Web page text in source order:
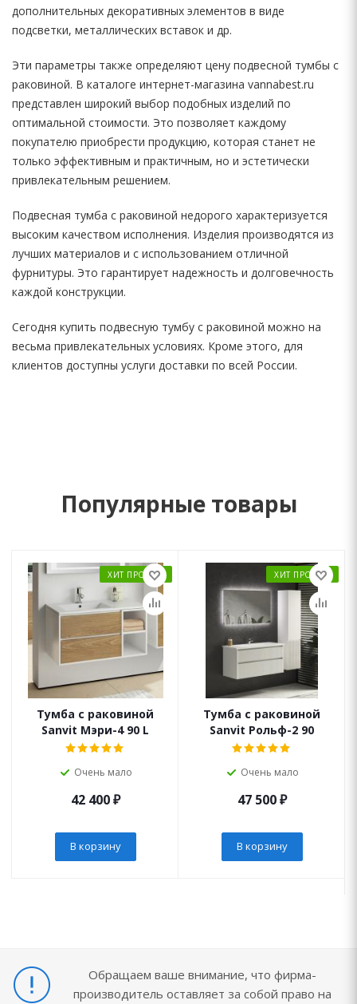
дополнительных декоративных элементов в виде
подсветки, металлических вставок и др.
Эти параметры также определяют цену подвесной тумбы с
раковиной. В каталоге интернет-магазина vannabest.ru
представлен широкий выбор подобных изделий по
оптимальной стоимости. Это позволяет каждому
покупателю приобрести продукцию, которая станет не
только эффективным и практичным, но и эстетически
привлекательным решением.
Подвесная тумба с раковиной недорого характеризуется
высоким качеством исполнения. Изделия производятся из
лучших материалов и с использованием отличной
фурнитуры. Это гарантирует надежность и долговечность
каждой конструкции.
Сегодня купить подвесную тумбу с раковиной можно на
весьма привлекательных условиях. Кроме этого, для
клиентов доступны услуги доставки по всей России.
Популярные товары
ХИТ ПРОДАЖ
Тумба с раковиной
Sanvit Мэри-4 90 L
Очень мало
42 400₽
В корзину
ХИТ ПРОДАЖ
Тумба с раковиной
Sanvit Рольф-2 90
Очень мало
47 500₽
В корзину
Обращаем ваше внимание, что фирма-
производитель оставляет за собой право на